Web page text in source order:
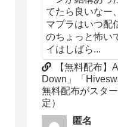
てたら良いなー
マプラはいつ配
のちょっと怖い
イはしばら...
【無料配布
Down」「
無料配布がスタ
定）
匿名